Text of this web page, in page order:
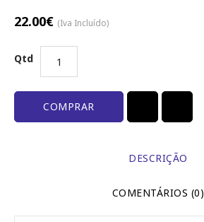
22.00€ (Iva Incluído)
Qtd
COMPRAR
DESCRIÇÃO
COMENTÁRIOS (0)